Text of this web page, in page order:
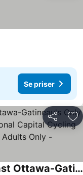
Se priser
Dela
Kokomo INN Bed and Breakfast Ottawa-Gatineau's Only Tropical Riverfront B&B on the National Capital Cycling Pathway Route Verte #1 - for Adults Only -